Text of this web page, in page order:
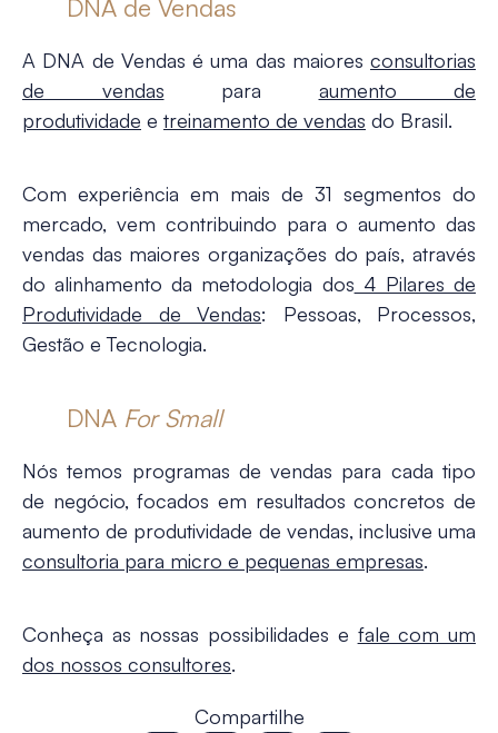
DNA de Vendas
A DNA de Vendas é uma das maiores consultorias
de vendas para aumento de
produtividade e treinamento de vendas do Brasil.
Com experiência em mais de 31 segmentos do
mercado, vem contribuindo para o aumento das
vendas das maiores organizações do país, através
do alinhamento da metodologia dos 4 Pilares de
Produtividade de Vendas: Pessoas, Processos,
Gestão e Tecnologia.
DNA For Small
Nós temos programas de vendas para cada tipo
de negócio, focados em resultados concretos de
aumento de produtividade de vendas, inclusive uma
consultoria para micro e pequenas empresas.
Conheça as nossas possibilidades e fale com um
dos nossos consultores.
Compartilhe